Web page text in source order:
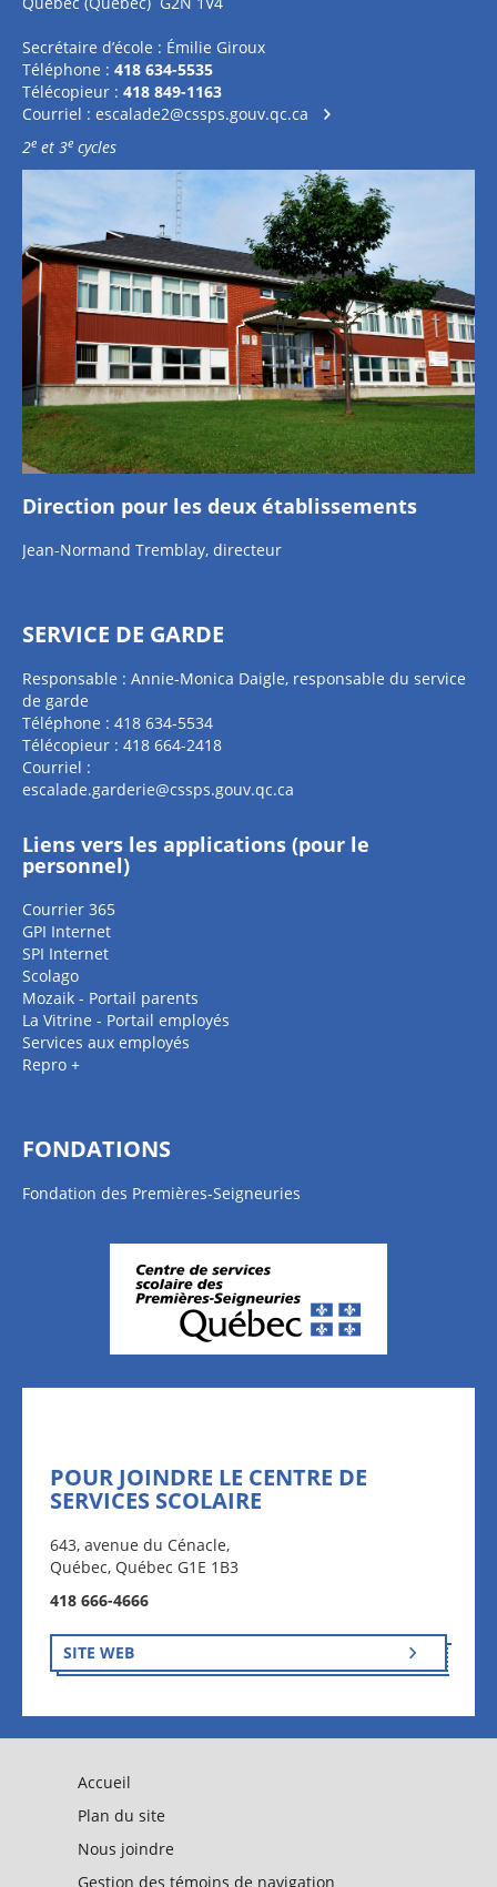
Secrétaire d’école : Émilie Giroux
Téléphone : 418 634-5535
Télécopieur : 418 849-1163
Courriel : escalade2@cssps.gouv.qc.ca
2e et 3e cycles
Direction pour les deux établissements
Jean-Normand Tremblay, directeur
SERVICE DE GARDE
Responsable : Annie-Monica Daigle, responsable du service
de garde
Téléphone : 418 634-5534
Télécopieur : 418 664-2418
Courriel :
escalade.garderie@cssps.gouv.qc.ca
Liens vers les applications (pour le
personnel)
Courrier 365
GPI Internet
SPI Internet
Scolago
Mozaik - Portail parents
La Vitrine - Portail employés
Services aux employés
Repro +
FONDATIONS
Fondation des Premières-Seigneuries
POUR JOINDRE LE CENTRE DE
SERVICES SCOLAIRE
643, avenue du Cénacle,
Québec, Québec G1E 1B3
418 666-4666
SITE WEB
Accueil
Plan du site
Nous joindre
Gestion des témoins de navigation